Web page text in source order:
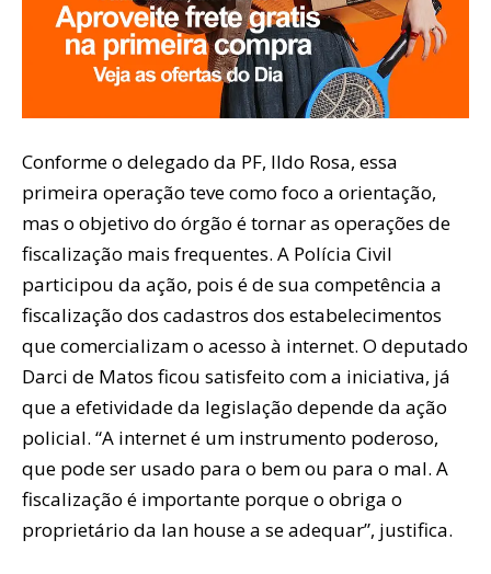
Conforme o delegado da PF, Ildo Rosa, essa
primeira operação teve como foco a orientação,
mas o objetivo do órgão é tornar as operações de
fiscalização mais frequentes. A Polícia Civil
participou da ação, pois é de sua competência a
fiscalização dos cadastros dos estabelecimentos
que comercializam o acesso à internet. O deputado
Darci de Matos ficou satisfeito com a iniciativa, já
que a efetividade da legislação depende da ação
policial. “A internet é um instrumento poderoso,
que pode ser usado para o bem ou para o mal. A
fiscalização é importante porque o obriga o
proprietário da lan house a se adequar”, justifica.